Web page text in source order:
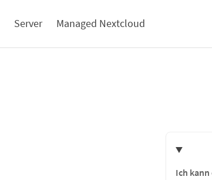
Server Managed Nextcloud
Ich